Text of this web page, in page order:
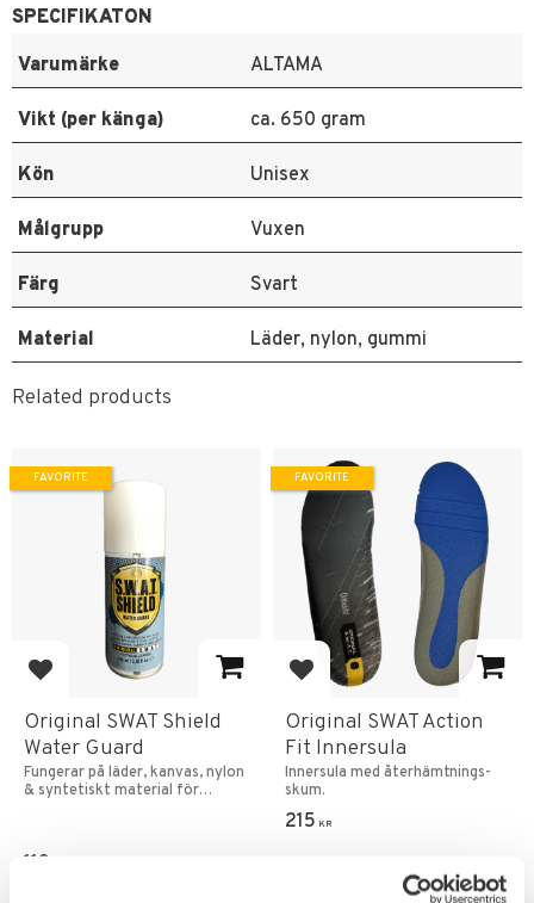
SPECIFIKATON
Varumärke
ALTAMA
Vikt (per känga) ca. 650 gram
Kön Unisex
Målgrupp Vuxen
Färg Svart
Material Läder, nylon, gummi
Related products
Add to favorites
Original SWAT Shield
Water Guard
Fungerar på läder, kanvas, nylon
& syntetiskt material för
119
FAVORITE
Add to favorites
Original SWAT Action
Fit Innersula
Innersula med återhämtnings-
skum.
215 KR
FAVORITE